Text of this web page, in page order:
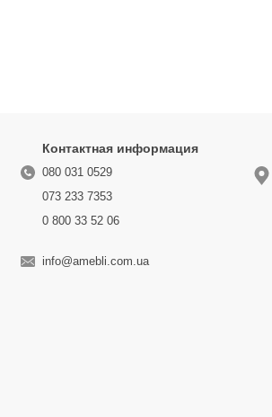
Контактная информация
080 031 0529
073 233 7353
0 800 33 52 06
info@amebli.com.ua